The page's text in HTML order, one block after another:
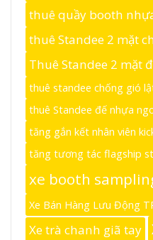
thuê quầy booth
thuê Standee 2 mặt
Thuê Standee 2 mặt
thuê standee chống gió
thuê Standee đế nhựa
tăng gắn kết nhân viên
tăng tương tác flagship
xe booth
Xe Bán Hàng Lưu Động
Xe trà chanh giã tay